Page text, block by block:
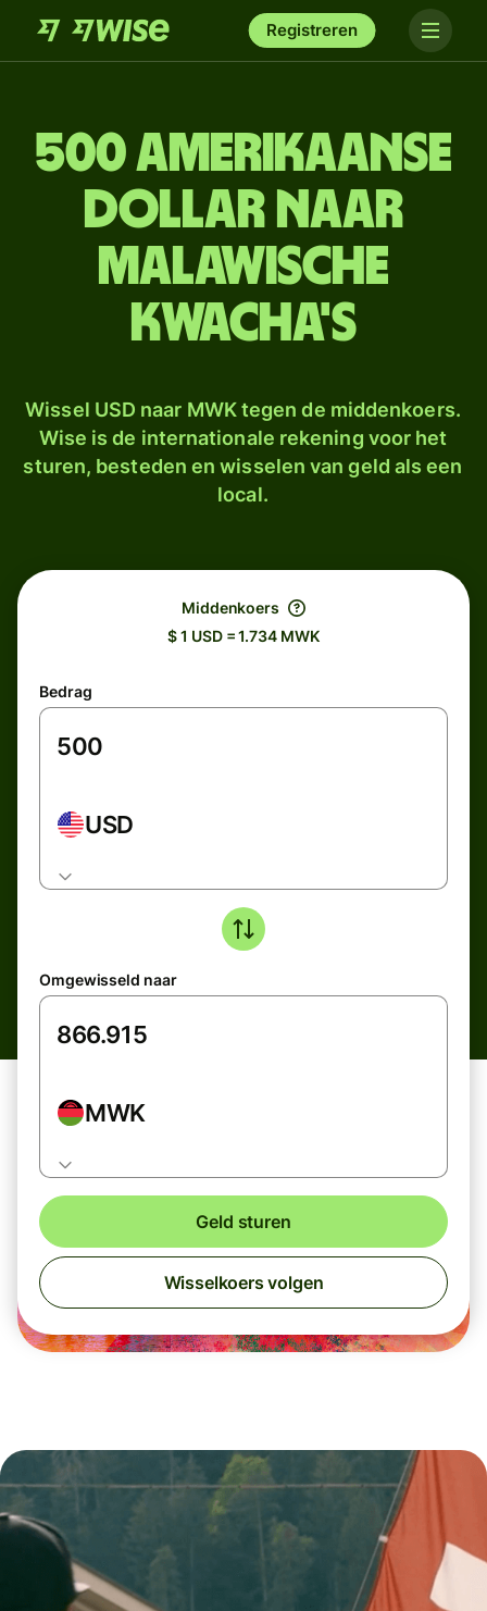
Registreren
500 Amerikaanse
dollar naar
Malawische
kwacha's
Wissel USD naar MWK tegen de middenkoers.
Wise is de internationale rekening voor het
sturen, besteden en wisselen van geld als een
local.
Middenkoers
$ 1 USD = 1.734 MWK
Bedrag
USD
Omgewisseld naar
MWK
Geld sturen
Wisselkoers volgen